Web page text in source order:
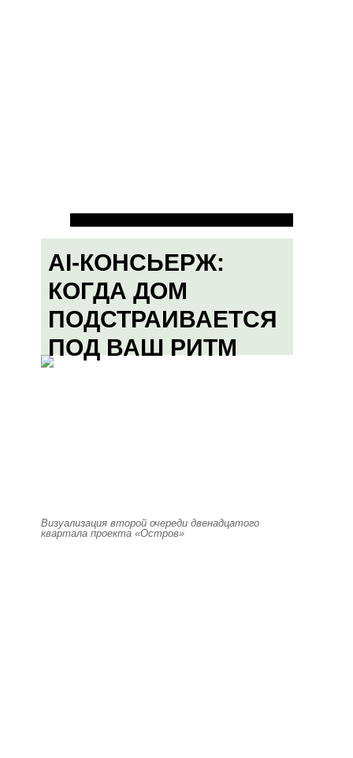
AI-КОНСЬЕРЖ:
КОГДА ДОМ
ПОДСТРАИВАЕТСЯ
ПОД ВАШ РИТМ
Визуализация второй очереди двенадцатого
квартала проекта «Остров»